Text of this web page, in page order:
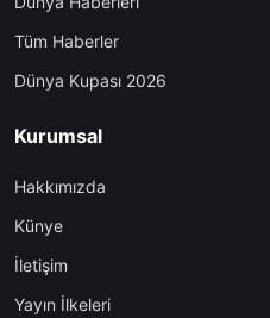
Tüm Haberler
Dünya Kupası 2026
Kurumsal
Hakkımızda
Künye
İletişim
Yayın İlkeleri